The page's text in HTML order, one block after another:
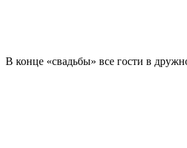
В конце «свадьбы» все гости в